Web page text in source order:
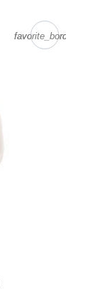
favorite_border
favorite_border